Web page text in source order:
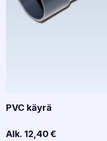
PVC käyrä
Alk. 12,40€